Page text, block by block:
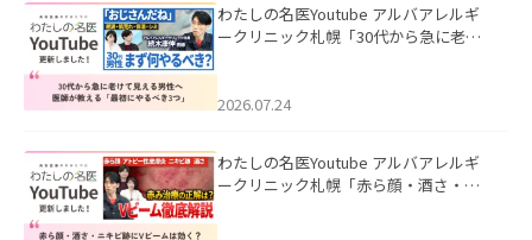
わたしの名医Youtube アルバアレルギ
ークリニック札幌「30代から急に老け
た。
2026.07.24
わたしの名医Youtube アルバアレルギ
ークリニック札幌「赤ら顔・酒さ・ニ